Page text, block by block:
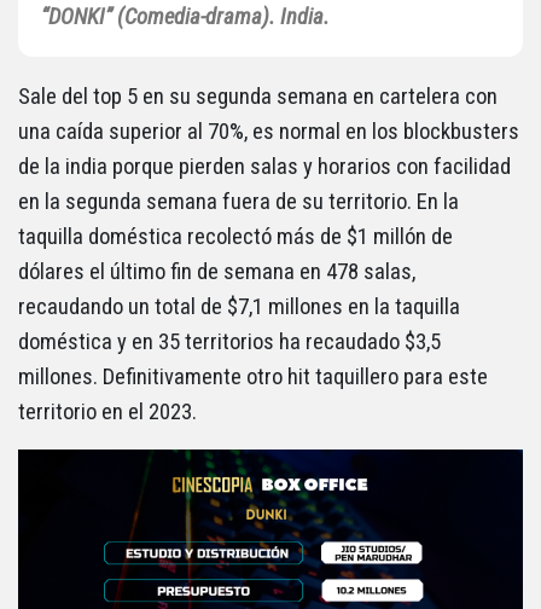
“DONKI” (Comedia-drama). India.
Sale del top 5 en su segunda semana en cartelera con
una caída superior al 70%, es normal en los blockbusters
de la india porque pierden salas y horarios con facilidad
en la segunda semana fuera de su territorio. En la
taquilla doméstica recolectó más de $1 millón de
dólares el último fin de semana en 478 salas,
recaudando un total de $7,1 millones en la taquilla
doméstica y en 35 territorios ha recaudado $3,5
millones. Definitivamente otro hit taquillero para este
territorio en el 2023.